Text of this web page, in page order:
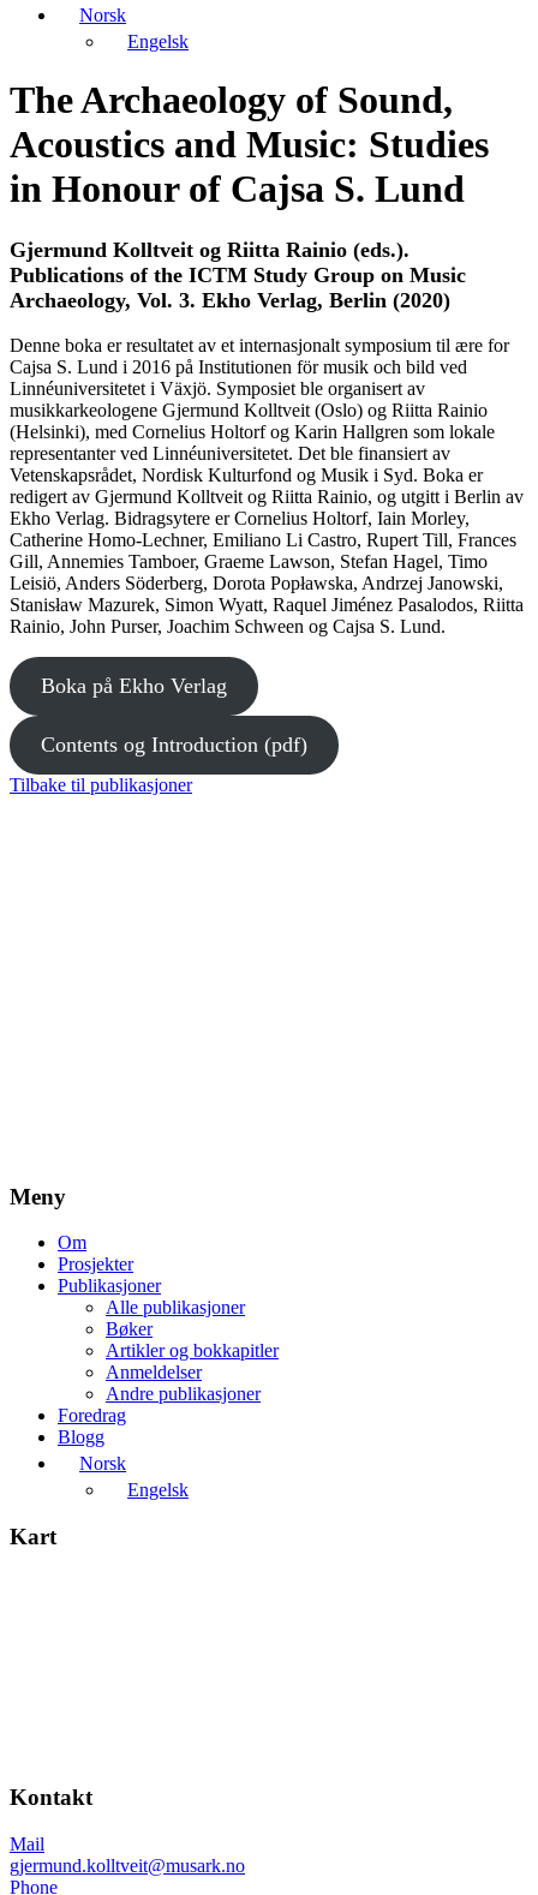
Norsk
Engelsk
The Archaeology of Sound,
Acoustics and Music: Studies
in Honour of Cajsa S. Lund
Gjermund Kolltveit og Riitta Rainio (eds.).
Publications of the ICTM Study Group on Music
Archaeology, Vol. 3. Ekho Verlag, Berlin (2020)
Denne boka er resultatet av et internasjonalt symposium til ære for
Cajsa S. Lund i 2016 på Institutionen för musik och bild ved
Linnéuniversitetet i Växjö. Symposiet ble organisert av
musikkarkeologene Gjermund Kolltveit (Oslo) og Riitta Rainio
(Helsinki), med Cornelius Holtorf og Karin Hallgren som lokale
representanter ved Linnéuniversitetet. Det ble finansiert av
Vetenskapsrådet, Nordisk Kulturfond og Musik i Syd. Boka er
redigert av Gjermund Kolltveit og Riitta Rainio, og utgitt i Berlin av
Ekho Verlag. Bidragsytere er Cornelius Holtorf, Iain Morley,
Catherine Homo-Lechner, Emiliano Li Castro, Rupert Till, Frances
Gill, Annemies Tamboer, Graeme Lawson, Stefan Hagel, Timo
Leisiö, Anders Söderberg, Dorota Popławska, Andrzej Janowski,
Stanisław Mazurek, Simon Wyatt, Raquel Jiménez Pasalodos, Riitta
Rainio, John Purser, Joachim Schween og Cajsa S. Lund.
Boka på Ekho Verlag
Contents og Introduction (pdf)
Tilbake til publikasjoner
Meny
Om
Prosjekter
Publikasjoner
Alle publikasjoner
Bøker
Artikler og bokkapitler
Anmeldelser
Andre publikasjoner
Foredrag
Blogg
Norsk
Engelsk
Kart
Kontakt
Mail
gjermund.kolltveit@musark.no
Phone